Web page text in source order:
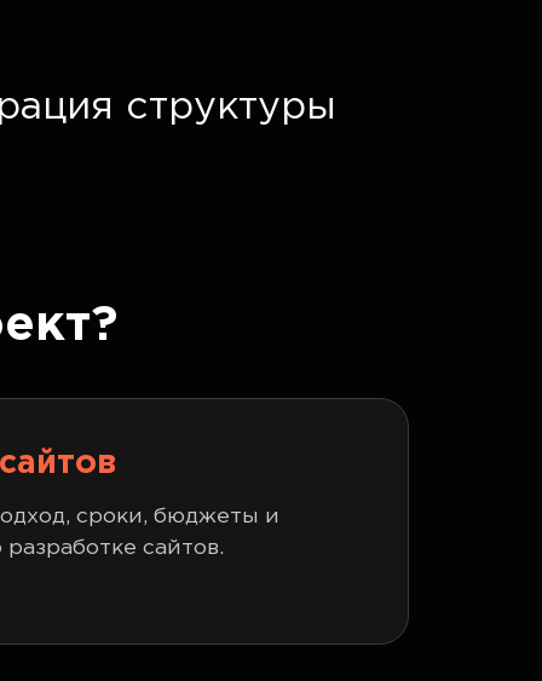
структуры
сроки, бюджеты и
сайтов.